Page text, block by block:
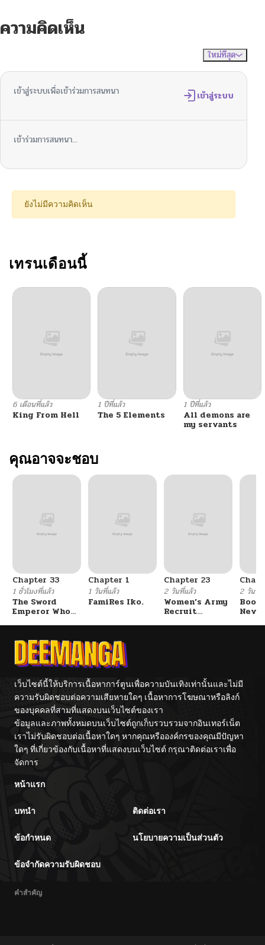
ความคิดเห็น
ใหม่ที่สุด
เข้าสู่ระบบเพื่อเข้าร่วมการสนทนา เข้าสู่ระบบ
เข้าร่วมการสนทนา...
ยังไม่มีความคิดเห็น
เทรนเดือนนี้
6 เดือนที่แล้ว
King From Hell
1 ปีที่แล้ว
The 5 Elements
1 ปีที่แล้ว
All demons are
my servants
คุณอาจจะชอบ
Chapter 33
1 ชั่วโมงที่แล้ว
The Sword
Emperor Who
จักรพรรดิเทพดาบ
ผงาดเหนือชาติภพ
Chapter 1
1 วันที่แล้ว
FamiRes Iko.
Chapter 23
2 วันที่แล้ว
Women’s Army
Recruit
2 วันที่แ
เว็บไซต์นี้ให้บริการเนื้อหาการ์ตูนเพื่อความบันเทิงเท่านั้นและไม่มี
ความรับผิดชอบต่อความเสียหายใดๆ เนื้อหาการโฆษณาหรือลิงก์
ของบุคคลที่สามที่แสดงบนเว็บไซต์ของเรา
ข้อมูลและภาพทั้งหมดบนเว็บไซต์ถูกเก็บรวบรวมจากอินเทอร์เน็ต
เราไม่รับผิดชอบต่อเนื้อหาใดๆ หากคุณหรือองค์กรของคุณมีปัญหา
ใดๆ ที่เกี่ยวข้องกับเนื้อหาที่แสดงบนเว็บไซต์ กรุณาติดต่อเราเพื่อ
จัดการ
หน้าแรก
บทนำ ติดต่อเรา
ข้อกำหนด นโยบายความเป็นส่วนตัว
ข้อจำกัดความรับผิดชอบ
คำสำคัญ